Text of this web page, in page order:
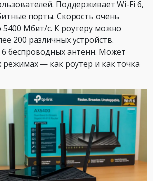
Поддерживает Wi-Fi 6,
порты. Скорость очень
Мбит/с. К роутеру можно
200 различных устройств.
беспроводных антенн. Может
режимах — как роутер и как точка